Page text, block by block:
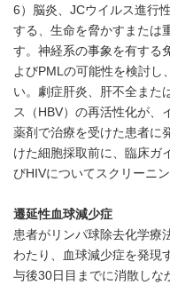
6）脳炎、JCウイルス進行
する、生命を脅かすまたは
す。神経系の事象を有する
よびPMLの可能性を検討し
い。劇症肝炎、肝不全また
ス（HBV）の再活性化が、
薬剤で治療を受けた患者に
けた細胞採取前に、臨床ガ
びHIVについてスクリーニ
遷延性血球減少症
患者がリンパ球除去化学療
わたり、血球減少症を発現
与後30日目までに消散しな